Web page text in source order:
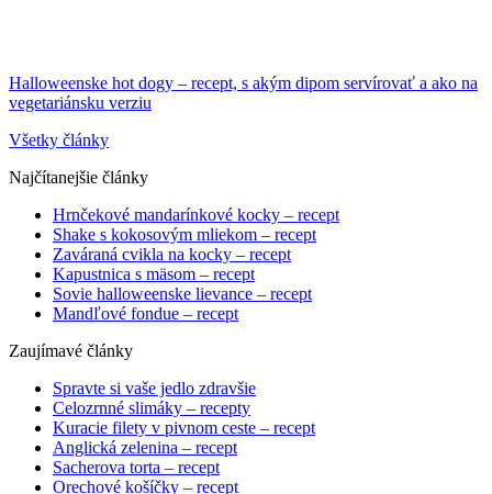
Halloweenske hot dogy – recept, s akým dipom servírovať a ako na
vegetariánsku verziu
Všetky články
Najčítanejšie články
Hrnčekové mandarínkové kocky – recept
Shake s kokosovým mliekom – recept
Zaváraná cvikla na kocky – recept
Kapustnica s mäsom – recept
Sovie halloweenske lievance – recept
Mandľové fondue – recept
Zaujímavé články
Spravte si vaše jedlo zdravšie
Celozrnné slimáky – recepty
Kuracie filety v pivnom ceste – recept
Anglická zelenina – recept
Sacherova torta – recept
Orechové košíčky – recept